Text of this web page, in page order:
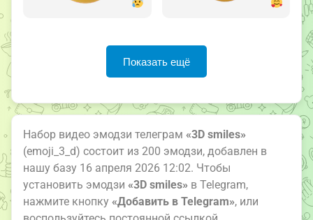
Показать ещё
Набор видео эмодзи телеграм «3D smiles»
(emoji_3_d) состоит из 200 эмодзи, добавлен в
нашу базу 16 апреля 2026 12:02. Чтобы
установить эмодзи «3D smiles» в Telegram,
нажмите кнопку «Добавить в Telegram», или